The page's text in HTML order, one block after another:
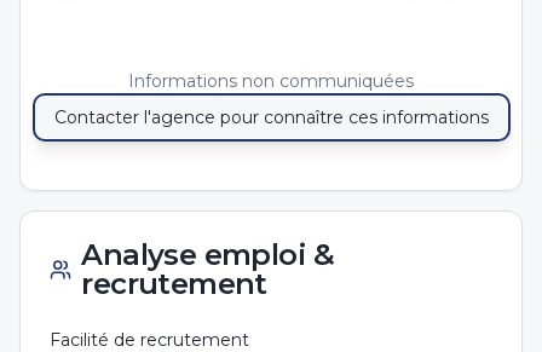
Informations non communiquées
Contacter l'agence pour connaître ces informations
Analyse emploi &
recrutement
Facilité de recrutement